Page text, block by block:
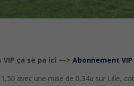
VIP ça se pa ici —>Abonnement VIP
avec une mise de 0,34u sur Lille,